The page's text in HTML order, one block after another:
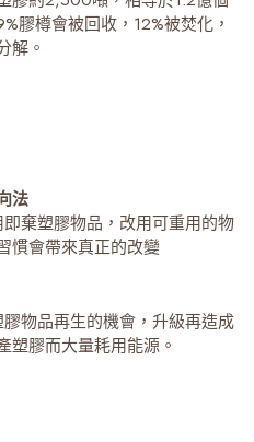
膠樽會被回收，12%被焚化，
解。
法
棄塑膠物品，改用可重用的物
慣會帶來真正的改變
物品再生的機會，升級再造成
塑膠而大量耗用能源。